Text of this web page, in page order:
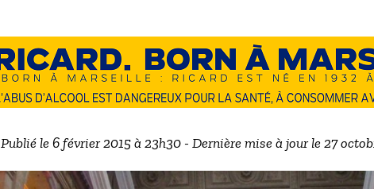
Publié le 6 février 2015 à 23h30 - Dernière mise à jour le 27